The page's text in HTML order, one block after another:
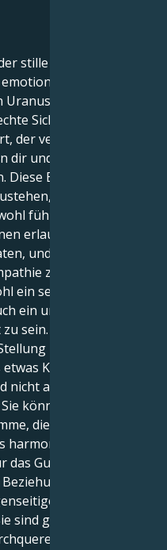
stille Versorger und
in Widder ist
Sicherheit Absicht
der verborgenen
dir und anderen
Diese Erfahrung
was richtig ist,
fühlen, klare
erlauben, sich selbst
und den Mut zu
zu führen. Die
ein sensibles
ein unnachgiebiger
sein.
liegt darin, dass
Konkretes und
als ein
können der stille
die Ihre sozialen
Nutzen
Gute - für die
und
Respekt und
sind gewappnet, das
und dennoch